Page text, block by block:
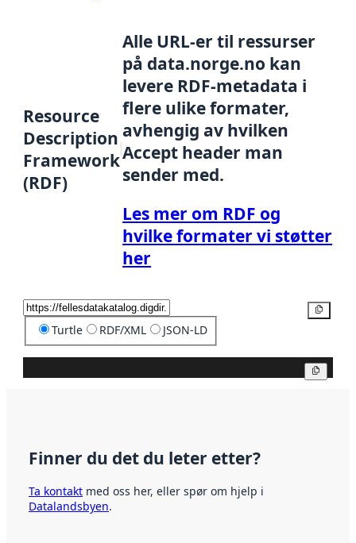
Resource
Description
Framework
(RDF)
Alle URL-er til ressurser
på data.norge.no kan
levere RDF-metadata i
flere ulike formater,
avhengig av hvilken
Accept header man
sender med.
Les mer om RDF og
hvilke formater vi støtter
her
Turtle RDF/XML JSON-LD
Finner du det du leter etter?
Ta kontakt med oss her, eller spør om hjelp i
Datalandsbyen.